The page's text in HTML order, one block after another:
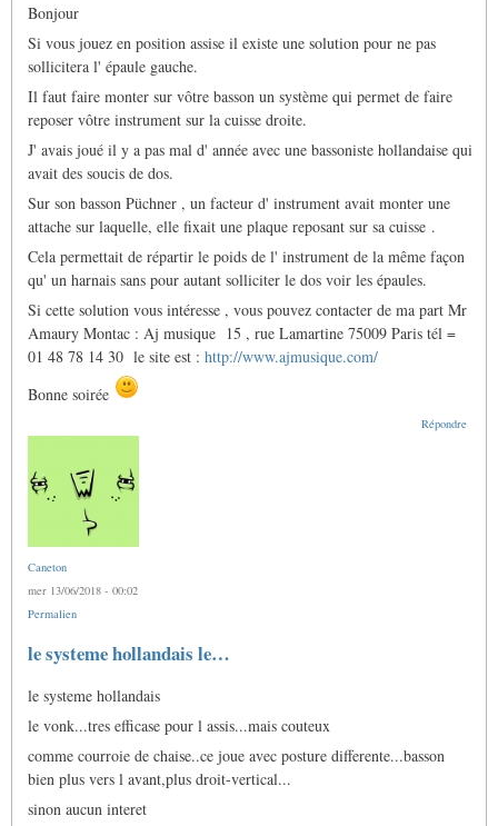
Bonjour
Si vous jouez en position assise il existe une solution pour ne pas
sollicitera l' épaule gauche.
Il faut faire monter sur vôtre basson un système qui permet de faire
reposer vôtre instrument sur la cuisse droite.
J' avais joué il y a pas mal d' année avec une bassoniste hollandaise qui
avait des soucis de dos.
Sur son basson Püchner , un facteur d' instrument avait monter une
attache sur laquelle, elle fixait une plaque reposant sur sa cuisse .
Cela permettait de répartir le poids de l' instrument de la même façon
qu' un harnais sans pour autant solliciter le dos voir les épaules.
Si cette solution vous intéresse , vous pouvez contacter de ma part Mr
Amaury Montac : Aj musique 15 , rue Lamartine 75009 Paris tél =
01 48 78 14 30 le site est : http://www.ajmusique.com/
Bonne soirée
Répondre
Caneton
mer 13/06/2018 - 00:02
Permalien
le systeme hollandais le…
le systeme hollandais
le vonk...tres efficase pour l assis...mais couteux
comme courroie de chaise..ce joue avec posture differente...basson
bien plus vers l avant,plus droit-vertical...
sinon aucun interet